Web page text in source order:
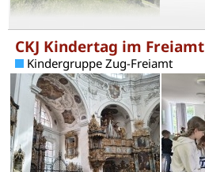
CKJ Kindertag im Freiamt
Kindergruppe Zug-Freiamt